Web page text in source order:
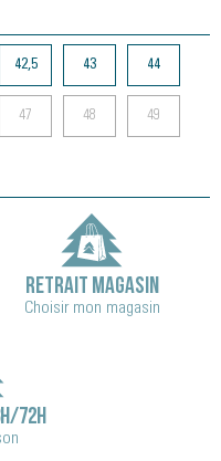
42,5 43 44
47 48 49
RETRAIT MAGASIN
Choisir mon magasin
72H